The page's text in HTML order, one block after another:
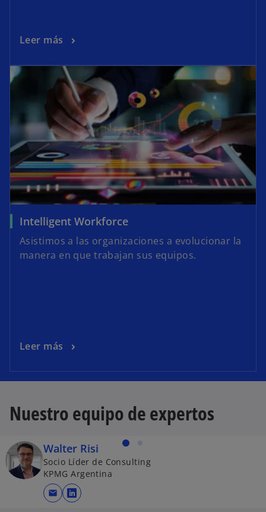
Leer más
Intelligent Workforce
Asistimos a las organizaciones a evolucionar la
manera en que trabajan sus equipos.
Leer más
Nuestro equipo de expertos
Walter Risi
Socio Líder de Consulting
KPMG Argentina
mail se abre en una pestaña nueva